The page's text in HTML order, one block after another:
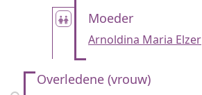
Moeder
Arnoldina Maria Elzer
Overledene (vrouw)